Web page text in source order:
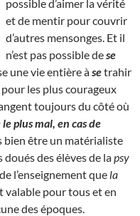
possible d’aimer la vérité
et de mentir pour couvrir
d’autres mensonges. Et il
n’est pas possible dese
une vie entière àsetrahir
les plus courageux
toujours du côté où
plus mal, en cas de
bien être un matérialiste
des élèves de lapsy
l’enseignement que la
valable pour tous et en
des époques.